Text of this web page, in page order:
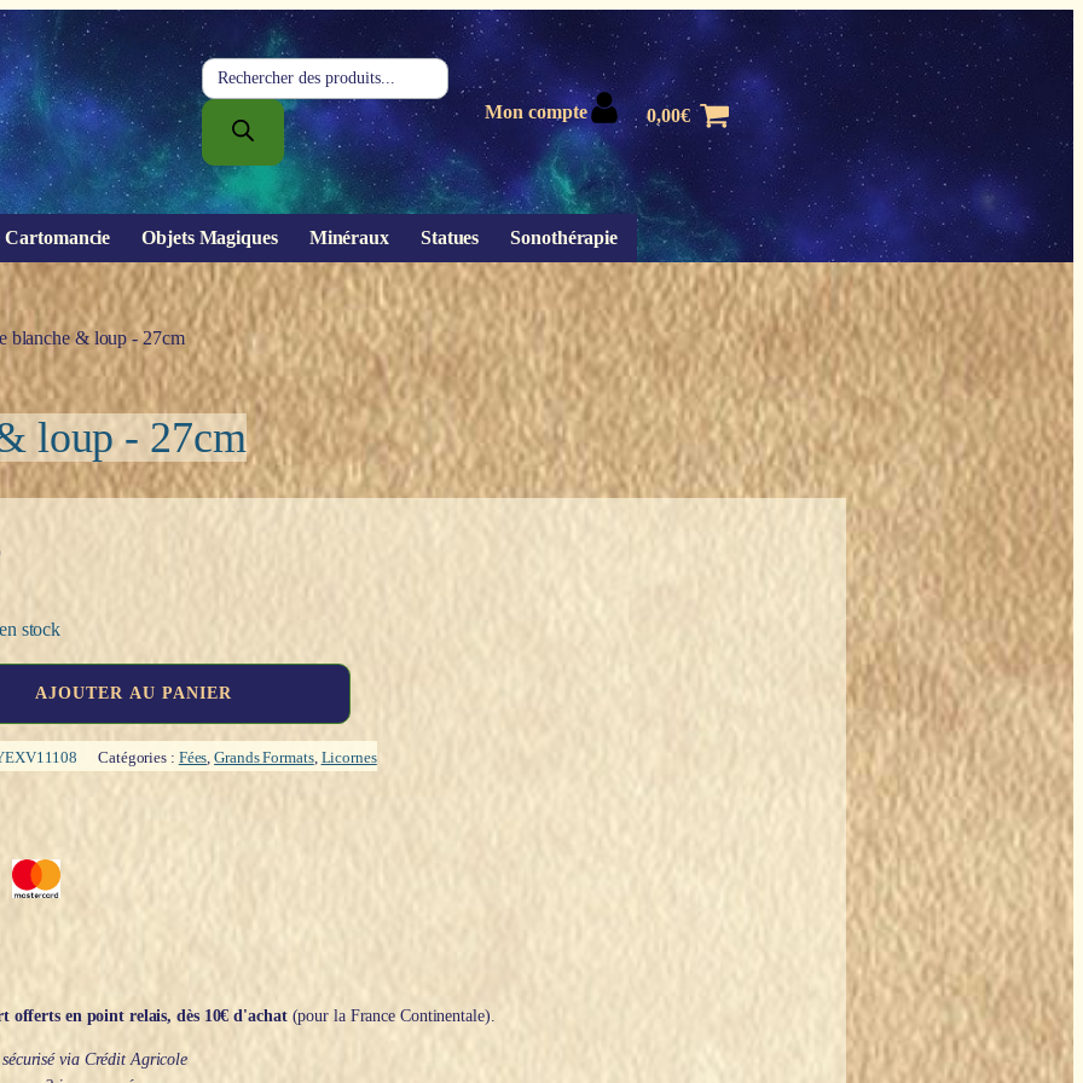
Recherche
de
produits
Mon compte 0,00€
Cartomancie Objets Magiques Minéraux Statues Sonothérapie
blanche & loup - 27cm
loup - 27cm
stock
AJOUTER AU PANIER
Catégories : Fées,Grands Formats, Licornes
offerts en point relais, dès 10€ d'achat(pour la France Continentale).
via Crédit Agricole